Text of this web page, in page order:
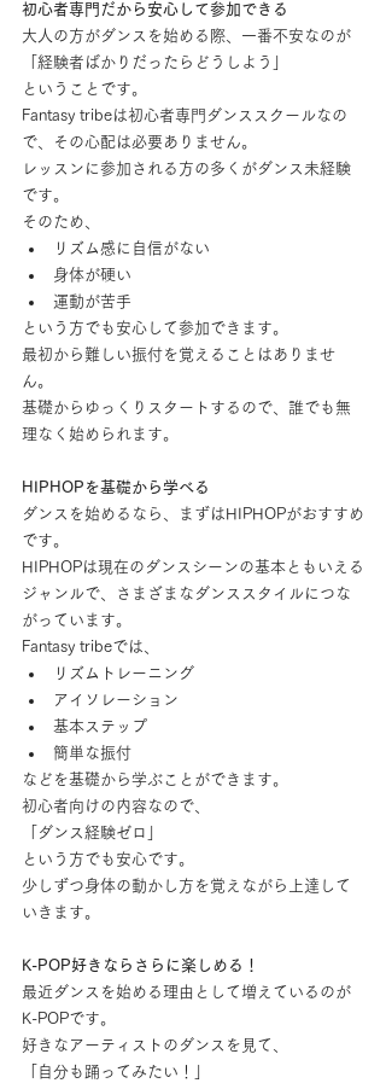
初心者専門だから安心して参加できる
大人の方がダンスを始める際、一番不安なのが
「経験者ばかりだったらどうしよう」
ということです。
Fantasy tribeは初心者専門ダンススクールなの
で、その心配は必要ありません。
レッスンに参加される方の多くがダンス未経験
です。
そのため、
リズム感に自信がない
身体が硬い
運動が苦手
という方でも安心して参加できます。
最初から難しい振付を覚えることはありませ
ん。
基礎からゆっくりスタートするので、誰でも無
理なく始められます。
HIPHOPを基礎から学べる
ダンスを始めるなら、まずはHIPHOPがおすすめ
です。
HIPHOPは現在のダンスシーンの基本ともいえる
ジャンルで、さまざまなダンススタイルにつな
がっています。
Fantasy tribeでは、
リズムトレーニング
アイソレーション
基本ステップ
簡単な振付
などを基礎から学ぶことができます。
初心者向けの内容なので、
「ダンス経験ゼロ」
という方でも安心です。
少しずつ身体の動かし方を覚えながら上達して
いきます。
K-POP好きならさらに楽しめる！
最近ダンスを始める理由として増えているのが
K-POPです。
好きなアーティストのダンスを見て、
「自分も踊ってみたい！」